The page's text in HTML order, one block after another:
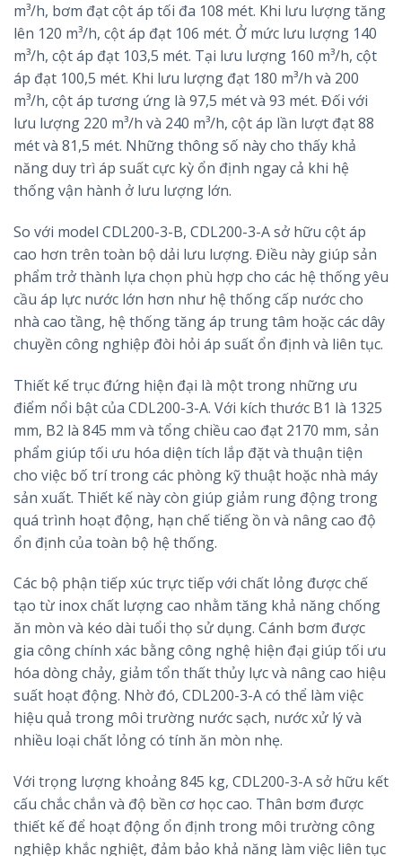
m³/h, bơm đạt cột áp tối đa 108 mét. Khi lưu lượng tăng
lên 120 m³/h, cột áp đạt 106 mét. Ở mức lưu lượng 140
m³/h, cột áp đạt 103,5 mét. Tại lưu lượng 160 m³/h, cột
áp đạt 100,5 mét. Khi lưu lượng đạt 180 m³/h và 200
m³/h, cột áp tương ứng là 97,5 mét và 93 mét. Đối với
lưu lượng 220 m³/h và 240 m³/h, cột áp lần lượt đạt 88
mét và 81,5 mét. Những thông số này cho thấy khả
năng duy trì áp suất cực kỳ ổn định ngay cả khi hệ
thống vận hành ở lưu lượng lớn.
So với model CDL200-3-B, CDL200-3-A sở hữu cột áp
cao hơn trên toàn bộ dải lưu lượng. Điều này giúp sản
phẩm trở thành lựa chọn phù hợp cho các hệ thống yêu
cầu áp lực nước lớn hơn như hệ thống cấp nước cho
nhà cao tầng, hệ thống tăng áp trung tâm hoặc các dây
chuyền công nghiệp đòi hỏi áp suất ổn định và liên tục.
Thiết kế trục đứng hiện đại là một trong những ưu
điểm nổi bật của CDL200-3-A. Với kích thước B1 là 1325
mm, B2 là 845 mm và tổng chiều cao đạt 2170 mm, sản
phẩm giúp tối ưu hóa diện tích lắp đặt và thuận tiện
cho việc bố trí trong các phòng kỹ thuật hoặc nhà máy
sản xuất. Thiết kế này còn giúp giảm rung động trong
quá trình hoạt động, hạn chế tiếng ồn và nâng cao độ
ổn định của toàn bộ hệ thống.
Các bộ phận tiếp xúc trực tiếp với chất lỏng được chế
tạo từ inox chất lượng cao nhằm tăng khả năng chống
ăn mòn và kéo dài tuổi thọ sử dụng. Cánh bơm được
gia công chính xác bằng công nghệ hiện đại giúp tối ưu
hóa dòng chảy, giảm tổn thất thủy lực và nâng cao hiệu
suất hoạt động. Nhờ đó, CDL200-3-A có thể làm việc
hiệu quả trong môi trường nước sạch, nước xử lý và
nhiều loại chất lỏng có tính ăn mòn nhẹ.
Với trọng lượng khoảng 845 kg, CDL200-3-A sở hữu kết
cấu chắc chắn và độ bền cơ học cao. Thân bơm được
thiết kế để hoạt động ổn định trong môi trường công
nghiệp khắc nghiệt, đảm bảo khả năng làm việc liên tục